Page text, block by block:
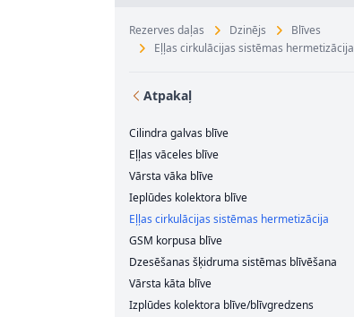
Rezerves daļas Dzinējs
Blīves
Eļļas cirkulācijas sistēmas hermetizācija
Atpakaļ
Cilindra galvas blīve
Eļļas vāceles blīve
Vārsta vāka blīve
Ieplūdes kolektora blīve
Eļļas cirkulācijas sistēmas hermetizācija
GSM korpusa blīve
Dzesēšanas šķidruma sistēmas blīvēšana
Vārsta kāta blīve
Izplūdes kolektora blīve/blīvgredzens